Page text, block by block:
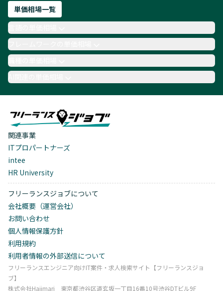
単価相場一覧
職種の単価相場
AI関連の単価相場
関連事業
ITプロパートナーズ
intee
HR University
フリーランスジョブについて
会社概要（運営会社）
お問い合わせ
個人情報保護方針
利用規約
利用者情報の外部送信について
フリーランスエンジニア向けIT案件・求人検索サイト【フリーランスジョ
ブ】
株式会社Hajimari 東京都渋谷区道玄坂一丁目16番10号渋谷DTビル9F